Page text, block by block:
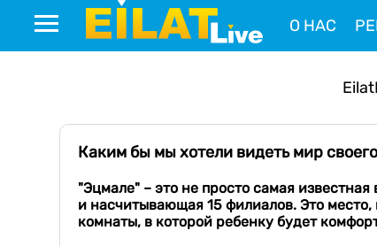
О НАС
Каким бы мы хотели видеть мир
"Эцмале" – это не простосамая известная
и насчитывающая 15 филиалов. Это
комнаты, в которой ребенку будет